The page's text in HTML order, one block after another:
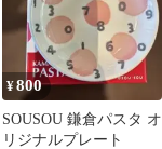
¥800
SOUSOU 鎌倉パスタ オ
リジナルプレート